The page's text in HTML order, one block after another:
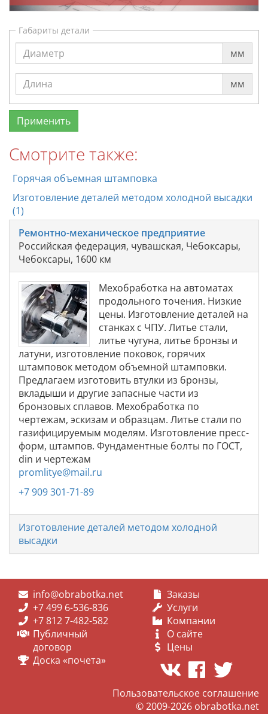
Габариты детали
мм
мм
Смотрите также:
Горячая объемная штамповка
Изготовление деталей методом холодной высадки
(1)
Ремонтно-механическое предприятие
Российская федерация, чувашская, Чебоксары,
Чебоксары, 1600 км
Мехобработка на автоматах
продольного точения. Низкие
цены. Изготовление деталей на
станках с ЧПУ. Литье стали,
литье чугуна, литье бронзы и
латуни, изготовление поковок, горячих
штамповок методом объемной штамповки.
Предлагаем изготовить втулки из бронзы,
вкладыши и другие запасные части из
бронзовых сплавов. Мехобработка по
чертежам, эскизам и образцам. Литье стали по
газифицируемым моделям. Изготовление пресс-
форм, штампов. Фундаментные болты по ГОСТ,
din и чертежам
promlitye@mail.ru
+7 909 301-71-89
Изготовление деталей методом холодной
высадки
info@obrabotka.net
+7 499 6-536-836
+7 812 7-482-582
Публичный
договор
Доска «почета»
Заказы
Услуги
Компании
О сайте
Цены
Пользовательское соглашение
© 2009-2026 obrabotka.net